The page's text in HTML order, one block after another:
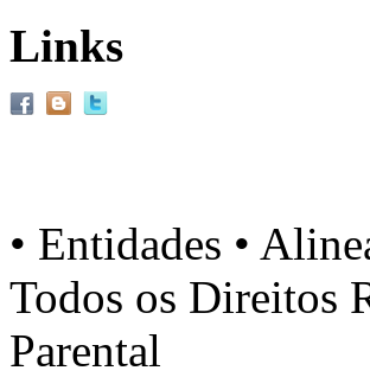
Links
• Entidades •
Todos os Direitos
Parental